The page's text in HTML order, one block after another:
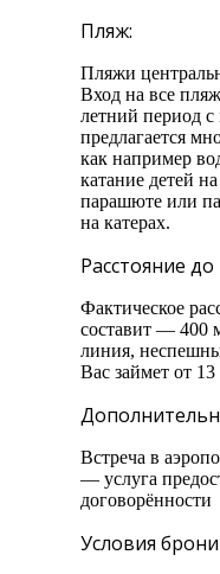
Пляж:
Пляжи
Вход на все
летний период с
предлагается
как например
катание детей
парашюте или
на катерах.
Расстояние до
Фактическое
составит — 400
линия,
Вас займет от
Встреча в
— услуга
договорённости
Условия